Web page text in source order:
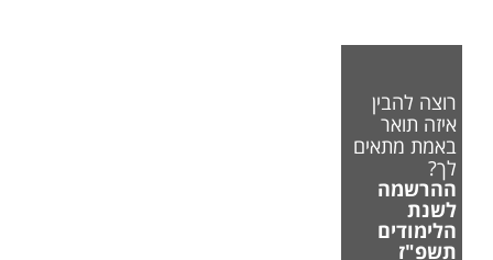
רוצה להבין
איזה תואר
באמת מתאים
לך?
ההרשמה
לשנת
הלימודים
תשפ"ז